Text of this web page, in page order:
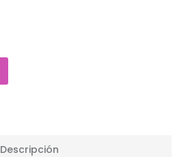
Descripción